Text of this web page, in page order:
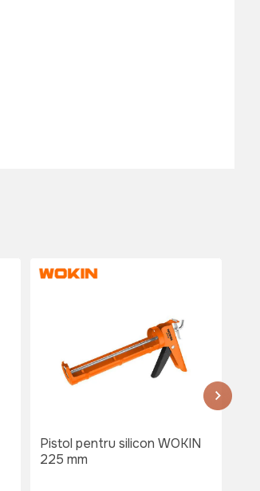
Pistol pentru silicon WOKIN
225 mm